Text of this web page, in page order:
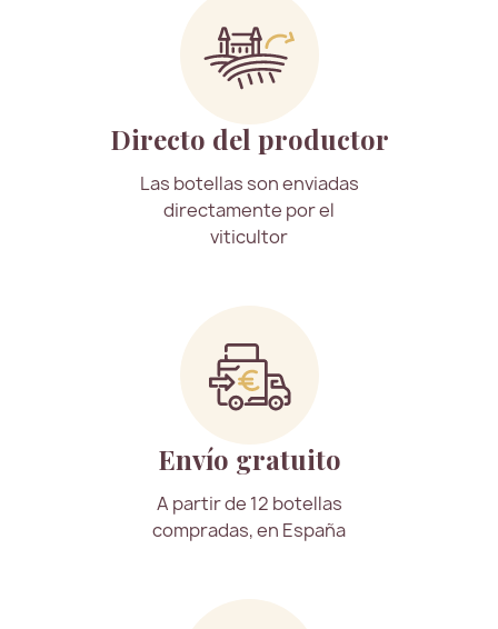
Directo del productor
Las botellas son enviadas
directamente por el
viticultor
Envío gratuito
A partir de 12 botellas
compradas, en España